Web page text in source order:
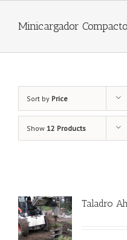
Minicargador Compacto
Sort by Price
Show 12 Products
Taladro